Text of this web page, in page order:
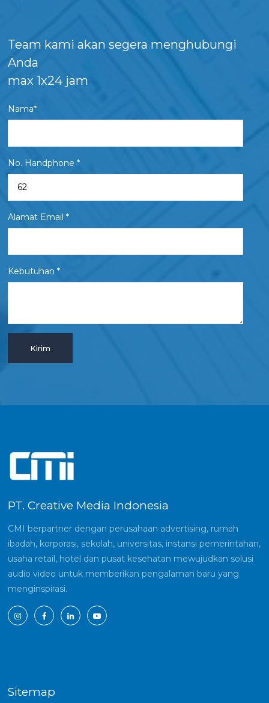
Team kami akan segera menghubungi
Anda
max 1x24 jam
Nama*
No. Handphone *
Alamat Email *
Kebutuhan *
PT. Creative Media Indonesia
CMI berpartner dengan perusahaan advertising, rumah
ibadah, korporasi, sekolah, universitas, instansi pemerintahan,
usaha retail, hotel dan pusat kesehatan mewujudkan solusi
audio video untuk memberikan pengalaman baru yang
menginspirasi.
Sitemap